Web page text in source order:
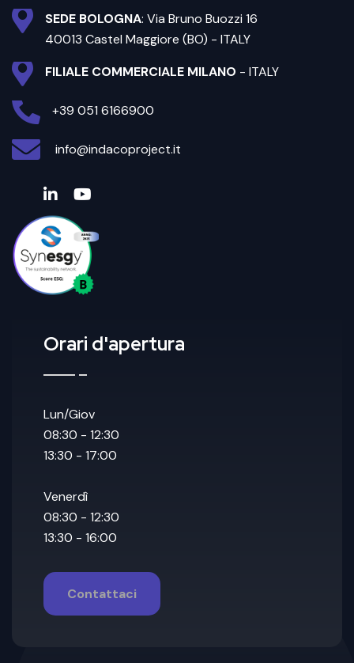
Orari d'apertura
Lun/Giov
08:30 - 12:30
13:30 - 17:00
Venerdì
08:30 - 12:30
13:30 - 16:00
Contattaci
SEDE BOLOGNA: Via Bruno Buozzi 16
40013 Castel Maggiore (BO) - ITALY
FILIALE COMMERCIALE MILANO - ITALY
+39 051 6166900
info@indacoproject.it